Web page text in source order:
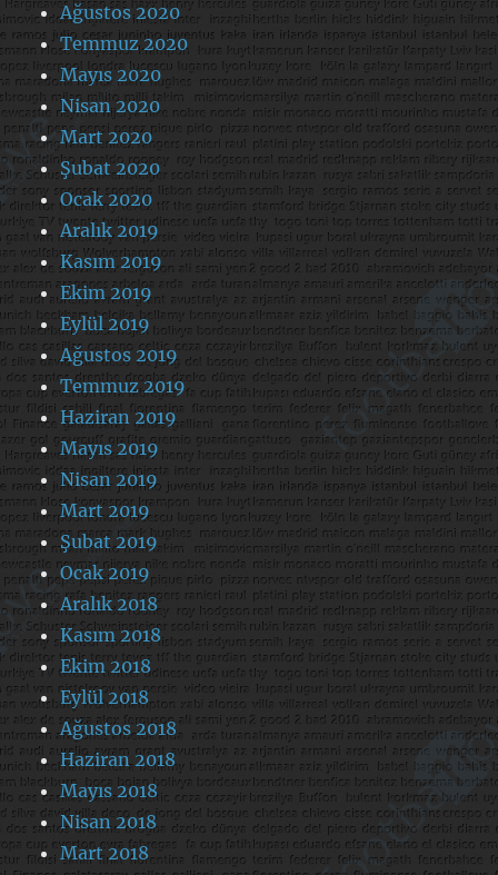
Ağustos 2020
Temmuz 2020
Mayıs 2020
Nisan 2020
Mart 2020
Şubat 2020
Ocak 2020
Aralık 2019
Kasım 2019
Ekim 2019
Eylül 2019
Ağustos 2019
Temmuz 2019
Haziran 2019
Mayıs 2019
Nisan 2019
Mart 2019
Şubat 2019
Ocak 2019
Aralık 2018
Kasım 2018
Ekim 2018
Eylül 2018
Ağustos 2018
Haziran 2018
Mayıs 2018
Nisan 2018
Mart 2018